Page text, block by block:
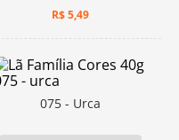
R$5,49
075 - Urca